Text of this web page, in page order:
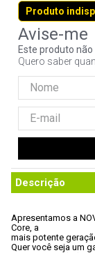
Produto
Este produto
Quero saber
Descrição
Apresentamos a
Core, a
mais potente
Quer você seja um